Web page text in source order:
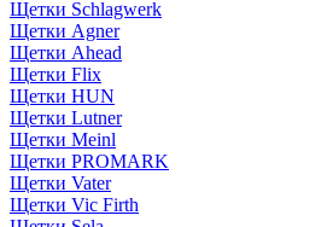
Щетки Schlagwerk
Щетки Agner
Щетки Ahead
Щетки Flix
Щетки HUN
Щетки Lutner
Щетки Meinl
Щетки PROMARK
Щетки Vater
Щетки Vic Firth